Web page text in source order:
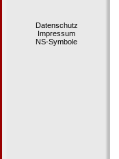
Datenschutz
Impressum
NS-Symbole